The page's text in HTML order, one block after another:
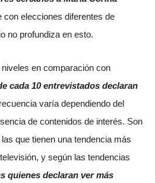
con elecciones diferentes de
no profundiza en esto.
en comparación con
cada 10 entrevistados declaran
varía dependiendo del
de contenidos de interés. Son
que tienen una tendencia más
y según las tendencias
quienes declaran ver más